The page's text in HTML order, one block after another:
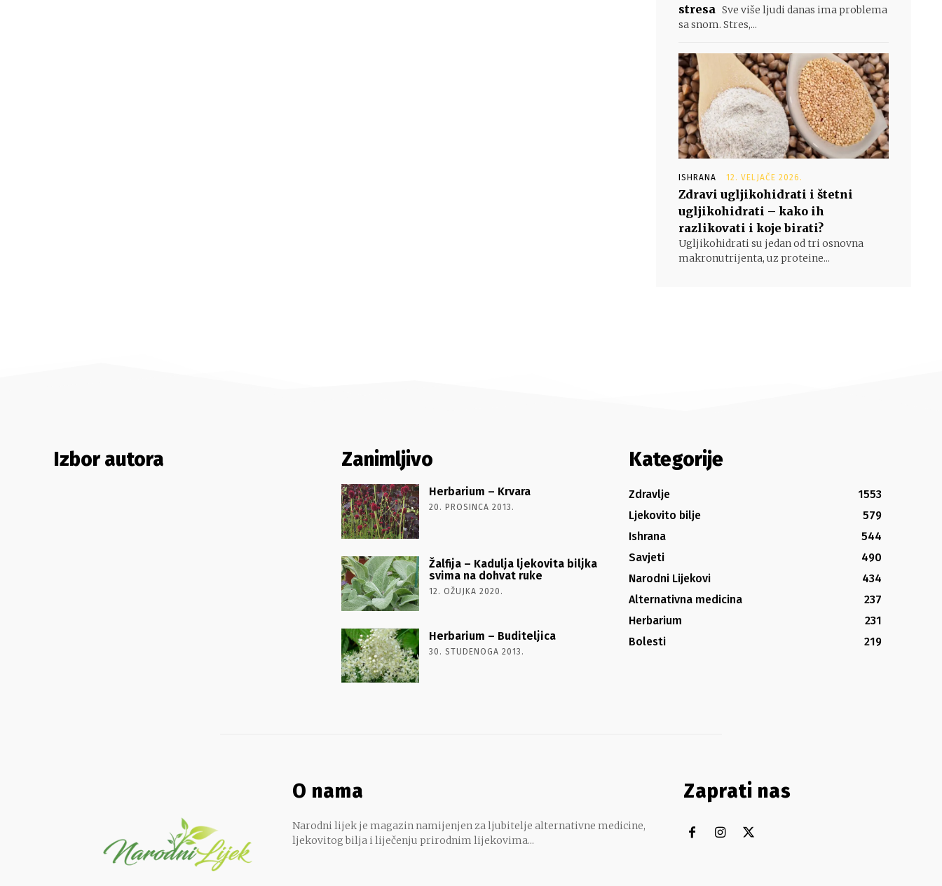
stresa Sve više ljudi danas ima problema
sa snom. Stres,...
ISHRANA 12. VELJAČE 2026.
Zdravi ugljikohidrati i štetni
ugljikohidrati – kako ih
razlikovati i koje birati?
Ugljikohidrati su jedan od tri osnovna
makronutrijenta, uz proteine...
Izbor autora Zanimljivo
Herbarium – Krvara
20. PROSINCA 2013.
Žalfija – Kadulja ljekovita biljka
svima na dohvat ruke
12. OŽUJKA 2020.
Herbarium – Buditeljica
30. STUDENOGA 2013.
Kategorije
Zdravlje
1553
Ljekovito bilje
579
Ishrana
544
Savjeti
490
Narodni Lijekovi
434
Alternativna medicina
237
Herbarium
231
Bolesti
219
O nama
Narodni lijek je magazin namijenjen za ljubitelje alternativne medicine,
ljekovitog bilja i liječenju prirodnim lijekovima...
Zaprati nas